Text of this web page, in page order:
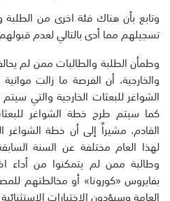
وتابع بأن هناك فئة اخرى من الطلبة
تسجيلهم مما أدى بالتالي لعدم
وطمأن الطلبة والطالبات ممن لم
والخارجية، أن الفرصة ما زالت
الشواغر للبعثات الخارجية والتي
كما سيتم طرح خطة الشواغر
القادم، مشيراً إلى أن خطة الشواغر
وطالبة ممن لم يتمكنوا من أداء
بفايروس «كورونا» أو مخالطتهم
العامة وسيؤدون الاختبارات